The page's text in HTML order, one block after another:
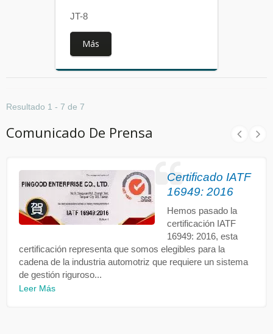
JT-8
Más
Resultado 1 - 7 de 7
Comunicado De Prensa
Certificado IATF
16949: 2016
Hemos pasado la
certificación IATF
16949: 2016, esta
certificación representa que somos elegibles para la
cadena de la industria automotriz que requiere un sistema
de gestión riguroso...
Leer Más